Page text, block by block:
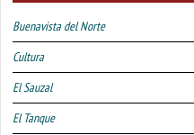
Buenavista del Norte
Cultura
El Sauzal
El Tanque